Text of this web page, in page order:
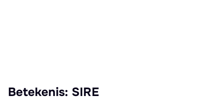
Betekenis: SIRE